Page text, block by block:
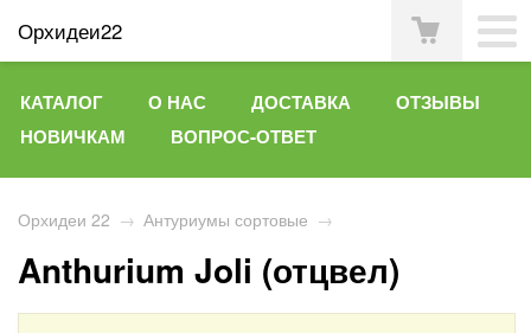
Орхидеи22
КАТАЛОГ О НАС ДОСТАВКА
ОТЗЫВЫ
НОВИЧКАМ
ВОПРОС-ОТВЕТ
Орхидеи 22 → Антуриумы сортовые →
Anthurium Joli (отцвел)